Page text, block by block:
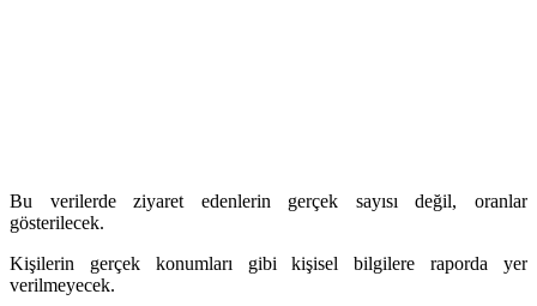
Bu verilerde ziyaret edenlerin gerçek sayısı değil, oranlar
gösterilecek.
Kişilerin gerçek konumları gibi kişisel bilgilere raporda yer
verilmeyecek.